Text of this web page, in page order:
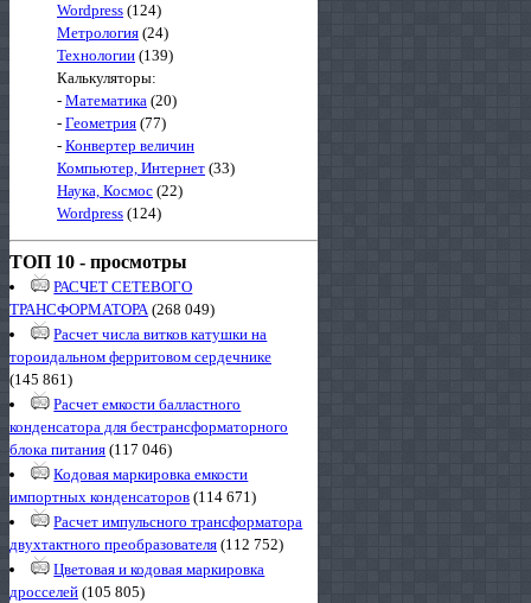
Wordpress (124)
Метрология (24)
Технологии (139)
Калькуляторы:
- Математика (20)
- Геометрия (77)
- Конвертер величин
Компьютер, Интернет (33)
Наука, Космос (22)
Wordpress (124)
ТОП 10 - просмотры
РАСЧЕТ СЕТЕВОГО
ТРАНСФОРМАТОРА(268 049)
Расчет числа витков катушки на
тороидальном ферритовом сердечнике
(145 861)
Расчет емкости балластного
конденсатора для бестрансформаторного
блока питания (117 046)
Кодовая маркировка емкости
импортных конденсаторов (114 671)
Расчет импульсного трансформатора
двухтактного преобразователя (112 752)
Цветовая и кодовая маркировка
дросселей (105 805)